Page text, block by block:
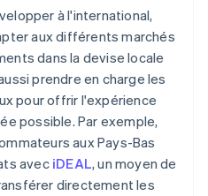
à l'international,
aux différents marchés
dans la devise locale
prendre en charge les
pour offrir l'expérience
possible. Par exemple,
aux Pays-Bas
avec iDEAL, un moyen de
directement les